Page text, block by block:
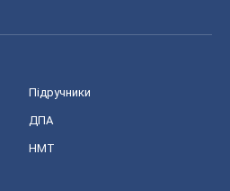
Підручники
ДПА
НМТ